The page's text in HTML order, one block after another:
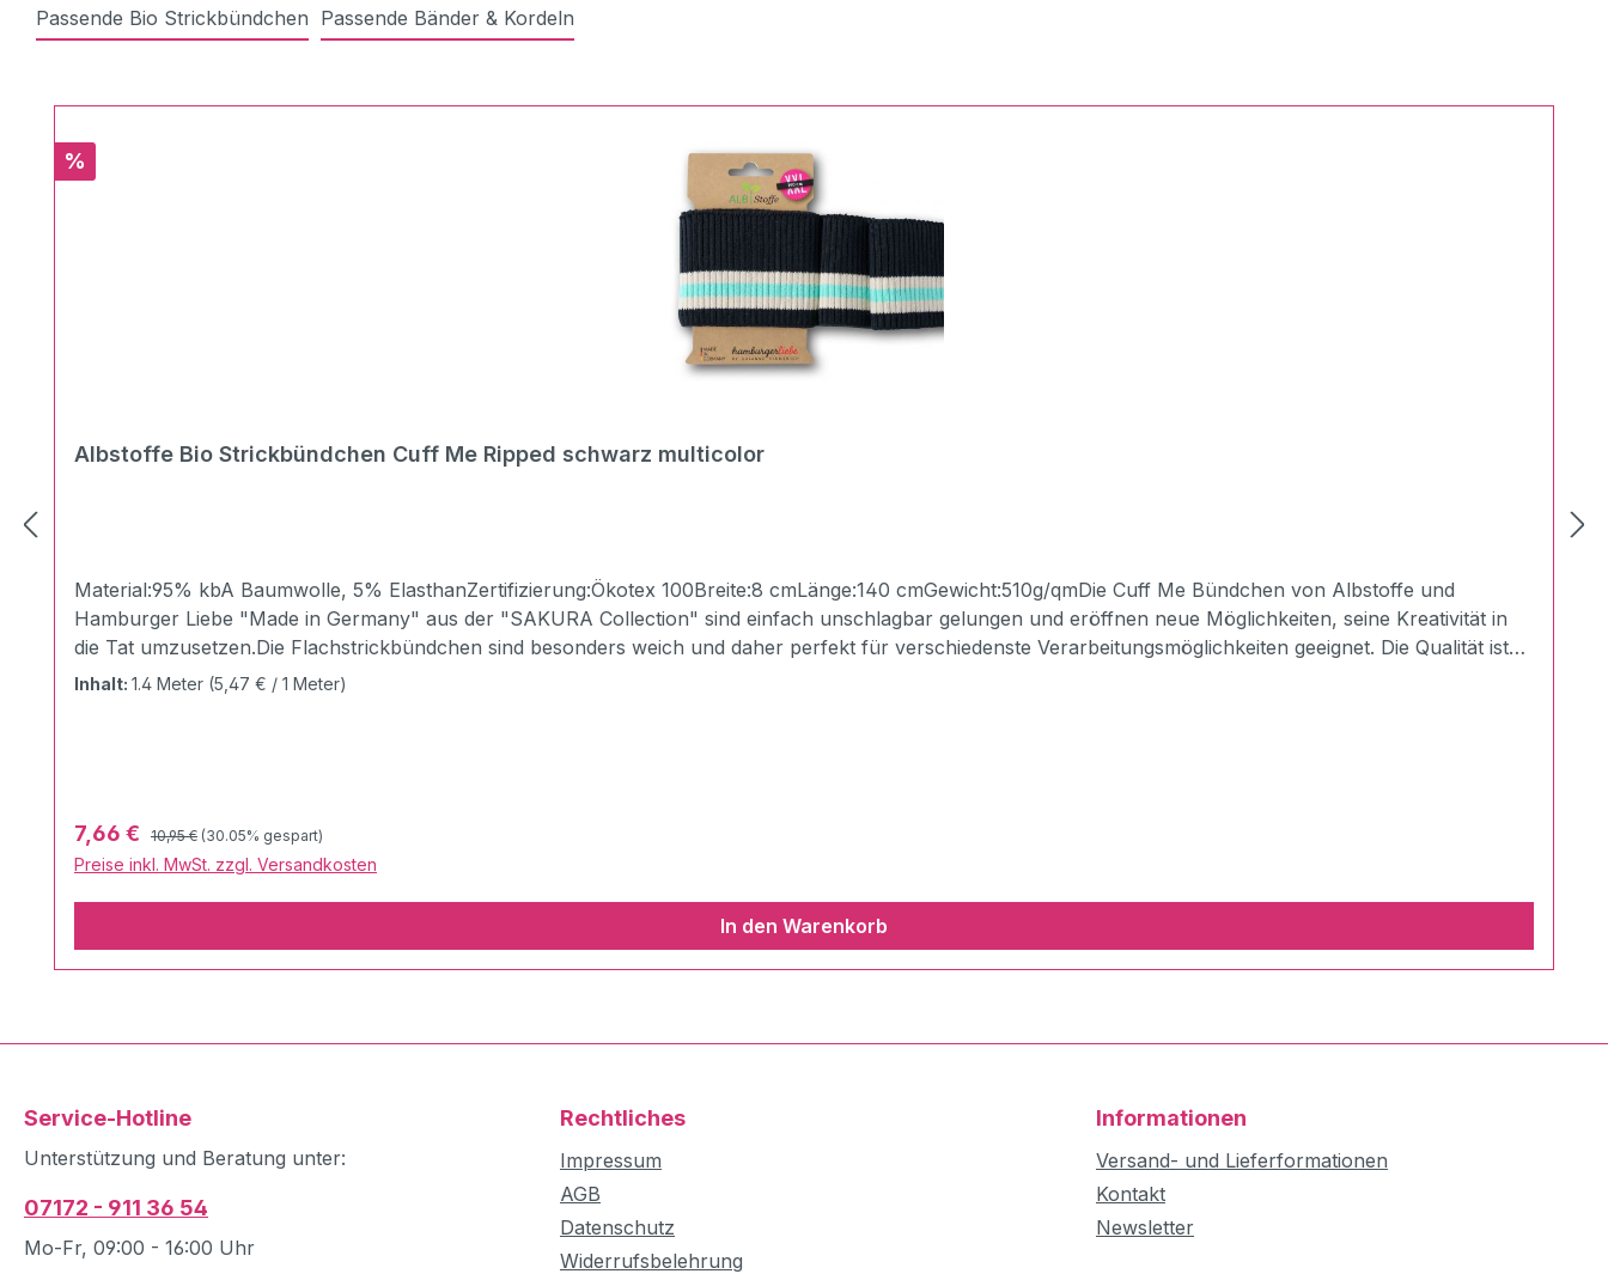
Passende Bio Strickbündchen Passende Bänder & Kordeln
Rabatt
%
Albstoffe Bio Strickbündchen Cuff Me Ripped schwarz multicolor
Material:95% kbA Baumwolle, 5% ElasthanZertifizierung:Ökotex 100Breite:8 cmLänge:140 cmGewicht:510g/qmDie Cuff Me Bündchen von Albstoffe und
Hamburger Liebe "Made in Germany" aus der "SAKURA Collection" sind einfach unschlagbar gelungen und eröffnen neue Möglichkeiten, seine Kreativität in
die Tat umzusetzen.Die Flachstrickbündchen sind besonders weich und daher perfekt für verschiedenste Verarbeitungsmöglichkeiten geeignet. Die Qualität ist
wie gewohnt schön fest (dank hochwertiger Dtex 44 Lycra® Elasthan-Ausrüstung). Der Bündchenstoff eignet sich auch hervorragend für Bündchen von T-
Inhalt: 1.4 Meter (5,47 € / 1 Meter)
Verkaufspreis:
7,66 € Regulärer Preis:
10,95 € (30.05% gespart)
Preise inkl. MwSt. zzgl. Versandkosten
In den Warenkorb
Service-Hotline
Unterstützung und Beratung unter:
07172 - 911 36 54
Mo-Fr, 09:00 - 16:00 Uhr
Rechtliches
Impressum
AGB
Datenschutz
Widerrufsbelehrung
Informationen
Versand- und Lieferformationen
Kontakt
Newsletter